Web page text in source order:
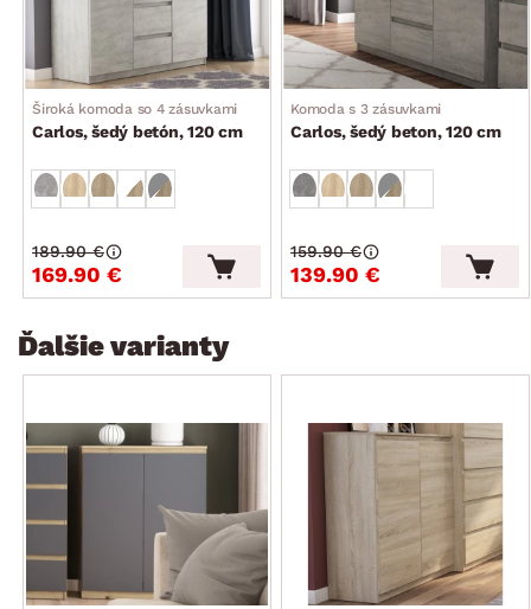
Široká komoda so 4 zásuvkami
Carlos, šedý betón, 120 cm
169.90 €
189.90 €
Komoda s 3 zásuvkami
Carlos, šedý beton, 120 cm
139.90 €
159.90 €
Ďalšie varianty